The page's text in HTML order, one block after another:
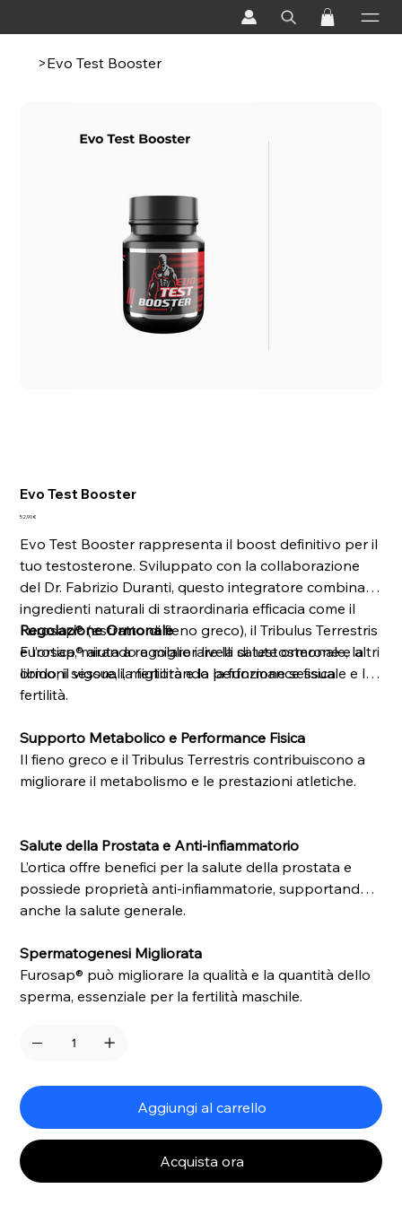
>Evo Test Booster
Evo Test Booster
Prezzo
52,90 €
Evo Test Booster rappresenta il boost definitivo per il
tuo testosterone. Sviluppato con la collaborazione
del Dr. Fabrizio Duranti, questo integratore combina
ingredienti naturali di straordinaria efficacia come il
Furosap® (estratto di fieno greco), il Tribulus Terrestris
e l’ortica, mirando a migliorare la salute ormonale, la
libido, il vigore, la fertilità e la performance fisica.
Regolazione Ormonale
Furosap® aiuta a regolare i livelli di testosterone e altri
ormoni sessuali, migliorando la funzione sessuale e la
fertilità.
Supporto Metabolico e Performance Fisica
Il fieno greco e il Tribulus Terrestris contribuiscono a
migliorare il metabolismo e le prestazioni atletiche.
Salute della Prostata e Anti-infiammatorio
L’ortica offre benefici per la salute della prostata e
possiede proprietà anti-infiammatorie, supportando
anche la salute generale.
Spermatogenesi Migliorata
Furosap® può migliorare la qualità e la quantità dello
sperma, essenziale per la fertilità maschile.
Aggiungi al carrello
Acquista ora